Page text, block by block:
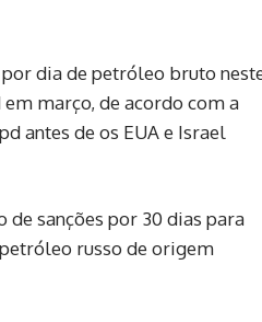
dia de petróleo bruto
março, de acordo com a
antes de os EUA e Israel
de sanções por 30 dias para
russo de origem